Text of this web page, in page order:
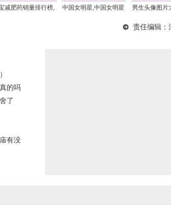
减肥药销量排行榜,
中国女明星,中国女明星
男生头像图片
202
责任编辑：
的吗
了
有没